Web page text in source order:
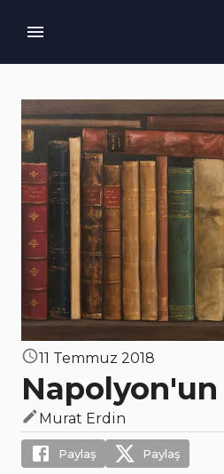
11 Temmuz 2018
Napolyon'un
Murat Erdin
Paylaş Paylaş